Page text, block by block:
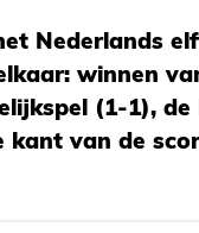
Nederlands
winnen
(1-1),
kant van de